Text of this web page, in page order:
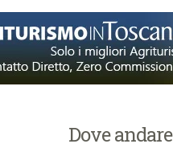
Doveandare